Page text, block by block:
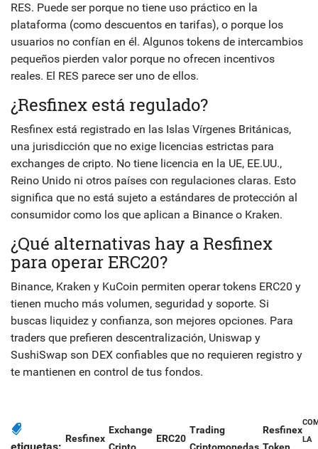
RES. Puede ser porque no tiene uso práctico en la
plataforma (como descuentos en tarifas), o porque los
usuarios no confían en él. Algunos tokens de intercambios
pequeños pierden valor porque no ofrecen incentivos
reales. El RES parece ser uno de ellos.
¿Resfinex está regulado?
Resfinex está registrado en las Islas Vírgenes Británicas,
una jurisdicción que no exige licencias estrictas para
exchanges de cripto. No tiene licencia en la UE, EE.UU.,
Reino Unido ni otros países con regulaciones claras. Esto
significa que no está sujeto a estándares de protección al
consumidor como los que aplican a Binance o Kraken.
¿Qué alternativas hay a Resfinex
para operar ERC20?
Binance, Kraken y KuCoin permiten operar tokens ERC20 y
tienen mucho más volumen, seguridad y soporte. Si
buscas liquidez y confianza, son mejores opciones. Para
traders que prefieren descentralización, Uniswap y
SushiSwap son DEX confiables que no requieren registro y
te mantienen en control de tus fondos.
Resfinex
Exchange
ERC20
Trading
Resfinex
LA